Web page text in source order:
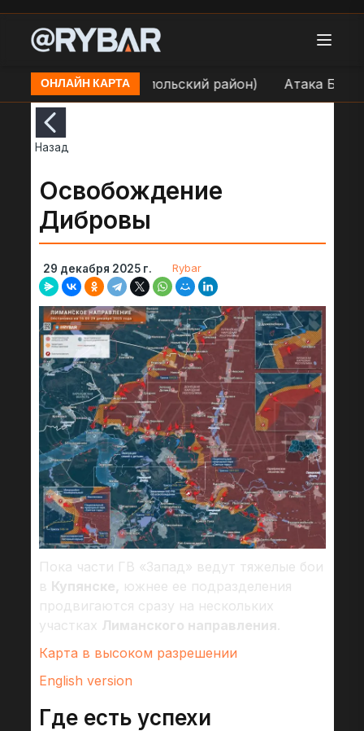
ОНЛАЙН КАРТА(Никопольский район) Атака БЛА
Назад
Освобождение
Дибровы
29 декабря 2025 г. Rybar
Пока части ГВ «Запад» ведут тяжелые бои
в Купянске, южнее ее подразделения
продвигаются сразу на нескольких
участках Лиманского направления.
Карта в высоком разрешении
English version
Где есть успехи